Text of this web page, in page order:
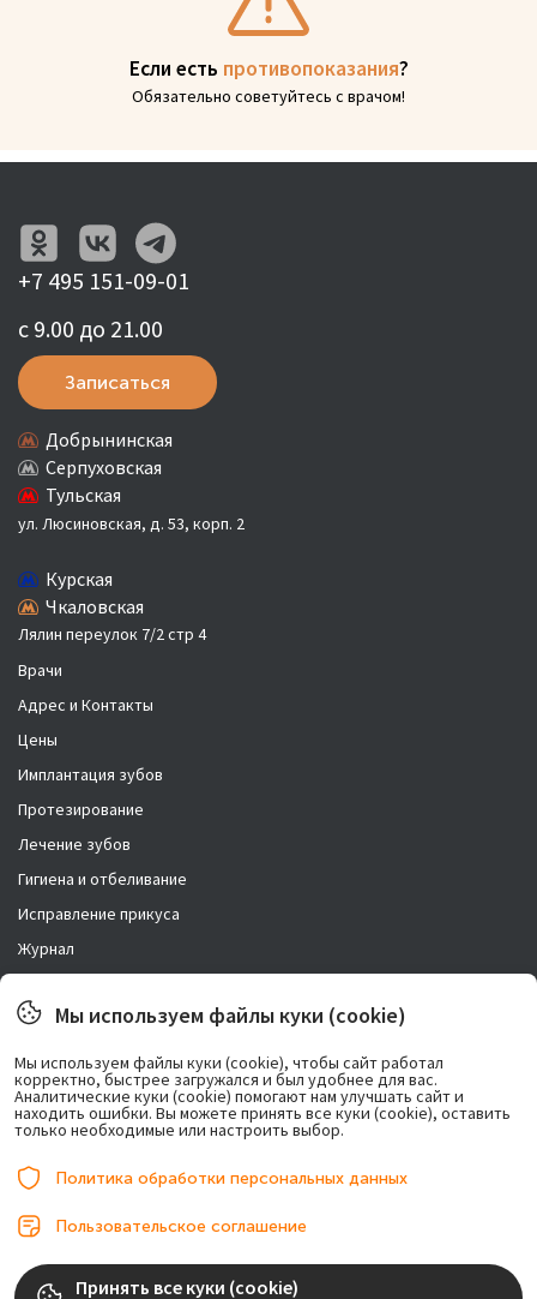
Если есть противопоказания?
Обязательно советуйтесь с врачом!
Врачи
Адрес и Контакты
Цены
Имплантация зубов
Протезирование
Лечение зубов
Гигиена и отбеливание
Исправление прикуса
Журнал
Правовая информация
Возможно лечение в рассрочку.
+7 495 151-09-01
с 9.00 до 21.00
Записаться
Добрынинская
Серпуховская
Тульская
ул. Люсиновская, д. 53, корп. 2
Курская
Чкаловская
Лялин переулок 7/2 стр 4
© 2017-2026, ООО «Центр имплантации». Любое использование либо
копирование материалов или подборки материалов сайта, элементов
Мы используем файлы куки (cookie)
Мы используем файлы куки (cookie), чтобы сайт работал
корректно, быстрее загружался и был удобнее для вас.
Аналитические куки (cookie) помогают нам улучшать сайт и
находить ошибки. Вы можете принять все куки (cookie), оставить
только необходимые или настроить выбор.
Политика обработки персональных данных
Пользовательское соглашение
Принять все куки (cookie)